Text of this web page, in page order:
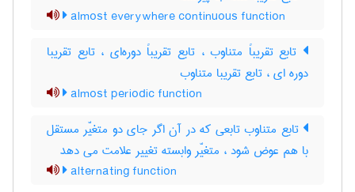
almost everywhere continuous function
تابع تقریباً متناوب ، تابع تقریباً دوره‌ای ، تابع تقریبا
دوره ای ، تابع تقریبا متناوب
almost periodic function
تابع متناوب تابعی که در آن اگر جای دو متغیّر مستقل
با هم عوض شود ، متغیّر وابسته تغییر علامت می دهد
alternating function